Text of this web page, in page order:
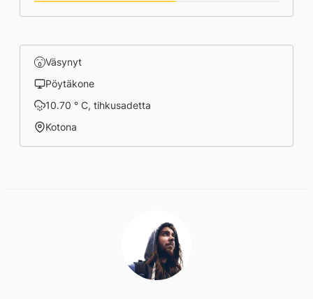
Väsynyt
Pöytäkone
10.70 ° C, tihkusadetta
Kotona